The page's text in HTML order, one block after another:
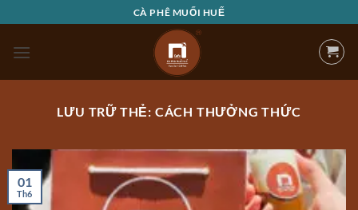
qua
nội
CÀ PHÊ MUỐI HUẾ
LƯU TRỮ THẺ: CÁCH THƯỞNG THỨC
01
Th6